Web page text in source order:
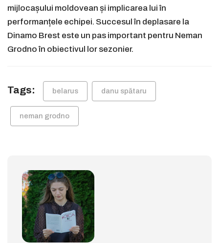
mijlocașului moldovean și implicarea lui în
performanțele echipei. Succesul în deplasare la
Dinamo Brest este un pas important pentru Neman
Grodno în obiectivul lor sezonier.
Tags: belarus danu spătaru
neman grodno